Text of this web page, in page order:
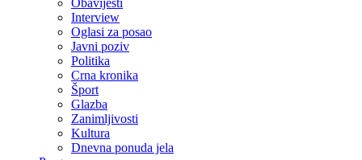
Obavijesti
Interview
Oglasi za posao
Javni poziv
Politika
Crna kronika
Šport
Glazba
Zanimljivosti
Kultura
Dnevna ponuda jela